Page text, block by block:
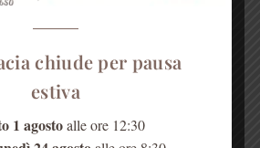
chiude per pausa
estiva
1 agostoalle ore 12:30